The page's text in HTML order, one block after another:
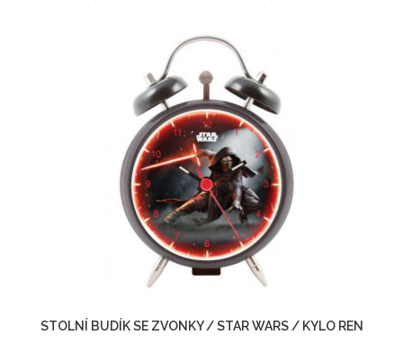
STOLNÍ BUDÍK SE ZVONKY / STAR WARS / KYLO REN